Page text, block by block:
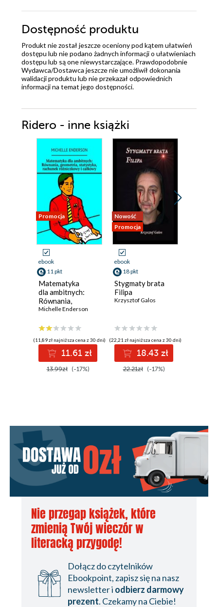
Dostępność produktu
Produkt nie został jeszcze oceniony pod kątem ułatwień
dostępu lub nie podano żadnych informacji o ułatwieniach
dostępu lub są one niewystarczające. Prawdopodobnie
Wydawca/Dostawca jeszcze nie umożliwił dokonania
walidacji produktu lub nie przekazał odpowiednich
informacji na temat jego dostępności.
Ridero - inne książki
Promocja
ebook
11 pkt
Matematyka
dla ambitnych:
Równania,
geometria,
rachunek
różniczkowy
i całkowy
Michelle Enderson
(11,89 zł najniższa cena z 30 dni)
11.61 zł
13.99zł (-17%)
Nowość
Promocja
ebook
18 pkt
Stygmaty brata
Filipa
Krzysztof Galos
(22,21 zł najniższa cena z 30 dni)
18.43 zł
22.21zł (-17%)
Nie przegap książek, które
zmienią Twój wieczór w
literacką przygodę!
Dołącz do czytelników
Ebookpoint, zapisz się na nasz
newsletter i odbierz darmowy
prezent. Czekamy na Ciebie!